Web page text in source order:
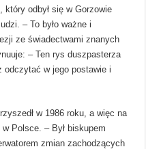
który odbył się w Gorzowie
– To było ważne i
ze świadectwami znanych
– Ten rys duszpasterza
odczytać w jego postawie i
w 1986 roku, a więc na
Polsce. – Był biskupem
zmian zachodzących